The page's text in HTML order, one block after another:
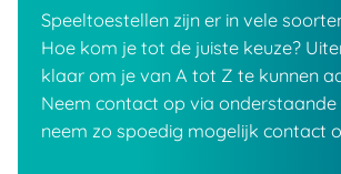
Speeltoestellen zijn er in vele
Hoe kom je tot de juiste keuze?
klaar om je van A tot Z te kunnen
Neem contact op via onderstaande
neem zo spoedig mogelijk contact